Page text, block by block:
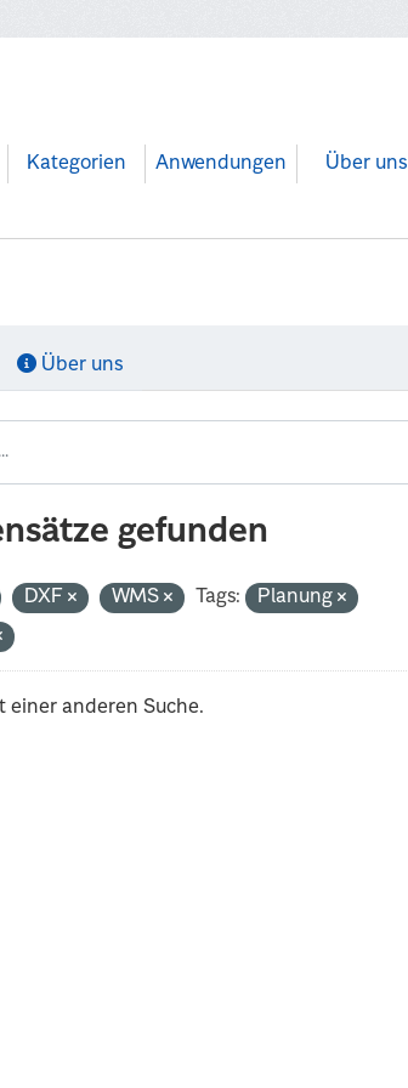
Kategorien Anwendungen Über uns
Über uns
gefunden
DXF WMS Tags:
Planung
einer anderen Suche.